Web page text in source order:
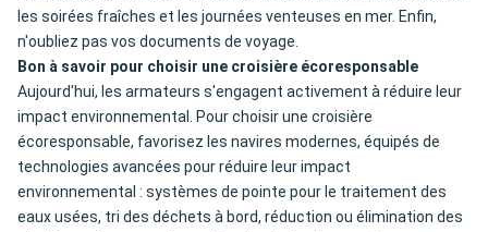
les soirées fraîches et les journées venteuses en mer. Enfin,
n'oubliez pas vos documents de voyage.
Bon à savoir pour choisir une croisière écoresponsable
Aujourd'hui, les armateurs s'engagent activement à réduire leur
impact environnemental. Pour choisir une croisière
écoresponsable, favorisez les navires modernes, équipés de
technologies avancées pour réduire leur impact
environnemental : systèmes de pointe pour le traitement des
eaux usées, tri des déchets à bord, réduction ou élimination des